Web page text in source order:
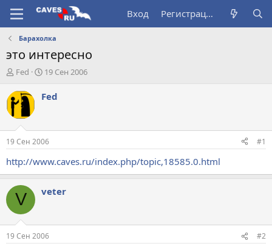
Вход Регистрация
Барахолка
это интересно
А
т
о
т
е
м
ы
Fed
Д
т
ч
а
л
19 Сен 2006
Fed
19 Сен 2006 #1
http://www.caves.ru/index.php/topic,18585.0.html
V veter
19 Сен 2006 #2